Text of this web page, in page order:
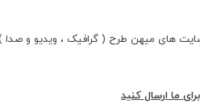
های میهن طرح ( گرافیک ، ویدیو و صدا
ما ارسال کنید